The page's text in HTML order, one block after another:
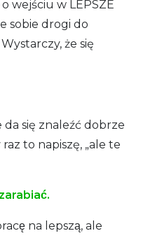
wejściu w LEPSZE
sobie drogi do
że się
da się znaleźć dobrze
to napiszę, „ale te
na lepszą, ale